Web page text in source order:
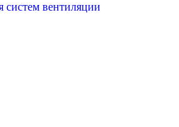
систем вентиляции